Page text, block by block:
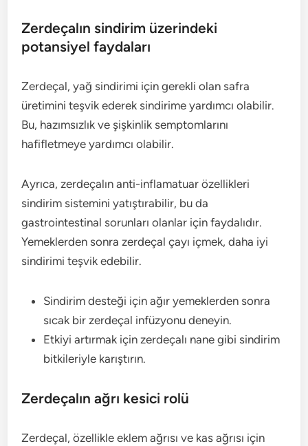
Zerdeçalın sindirim üzerindeki
potansiyel faydaları
Zerdeçal, yağ sindirimi için gerekli olan safra
üretimini teşvik ederek sindirime yardımcı olabilir.
Bu, hazımsızlık ve şişkinlik semptomlarını
hafifletmeye yardımcı olabilir.
Ayrıca, zerdeçalın anti-inflamatuar özellikleri
sindirim sistemini yatıştırabilir, bu da
gastrointestinal sorunları olanlar için faydalıdır.
Yemeklerden sonra zerdeçal çayı içmek, daha iyi
sindirimi teşvik edebilir.
Sindirim desteği için ağır yemeklerden sonra
sıcak bir zerdeçal infüzyonu deneyin.
Etkiyi artırmak için zerdeçalı nane gibi sindirim
bitkileriyle karıştırın.
Zerdeçalın ağrı kesici rolü
Zerdeçal, özellikle eklem ağrısı ve kas ağrısı için